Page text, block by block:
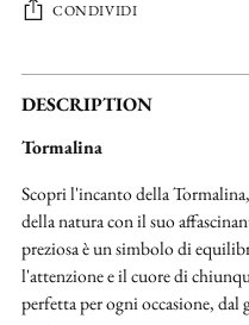
CONDIVIDI
Aggiungere
un
al
carrello...
DESCRIPTION
Tormalina
Scopri l'incanto della
della natura con il suo
preziosa è un simbolo di
l'attenzione e il cuore di
perfetta per ogni occasione, dal